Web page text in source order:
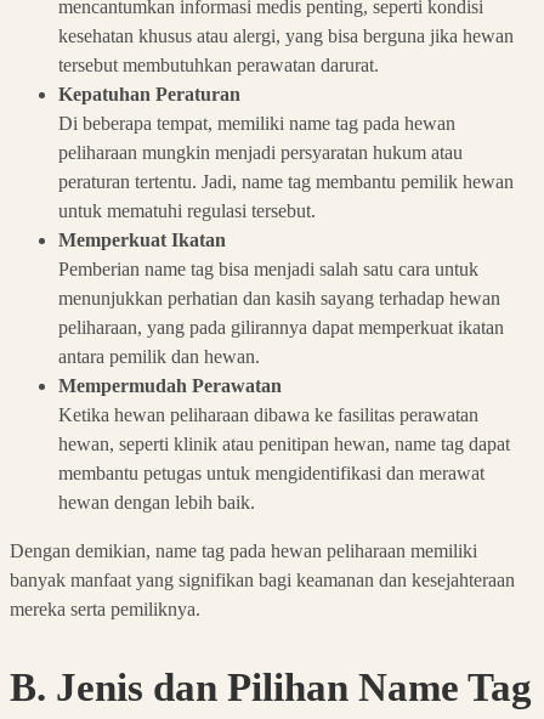
mencantumkan informasi medis penting, seperti kondisi
kesehatan khusus atau alergi, yang bisa berguna jika hewan
tersebut membutuhkan perawatan darurat.
Kepatuhan Peraturan
Di beberapa tempat, memiliki name tag pada hewan
peliharaan mungkin menjadi persyaratan hukum atau
peraturan tertentu. Jadi, name tag membantu pemilik hewan
untuk mematuhi regulasi tersebut.
Memperkuat Ikatan
Pemberian name tag bisa menjadi salah satu cara untuk
menunjukkan perhatian dan kasih sayang terhadap hewan
peliharaan, yang pada gilirannya dapat memperkuat ikatan
antara pemilik dan hewan.
Mempermudah Perawatan
Ketika hewan peliharaan dibawa ke fasilitas perawatan
hewan, seperti klinik atau penitipan hewan, name tag dapat
membantu petugas untuk mengidentifikasi dan merawat
hewan dengan lebih baik.
Dengan demikian, name tag pada hewan peliharaan memiliki
banyak manfaat yang signifikan bagi keamanan dan kesejahteraan
mereka serta pemiliknya.
B. Jenis dan Pilihan Name Tag